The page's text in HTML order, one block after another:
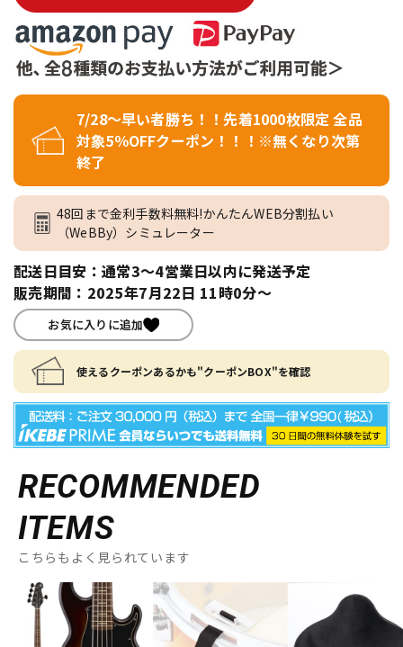
7/28～早い者勝ち！！先着1000枚限定 全品
対象5％OFFクーポン！！！※無くなり次第
終了
48回まで金利手数料無料!かんたんWEB分割払い
（WeBBy）シミュレーター
配送日目安：通常3～4営業日以内に発送予定
販売期間：2025年7月22日 11時0分～
お気に入りに追加
使えるクーポンあるかも"クーポンBOX"を確認
RECOMMENDED
ITEMS
こちらもよく見られています